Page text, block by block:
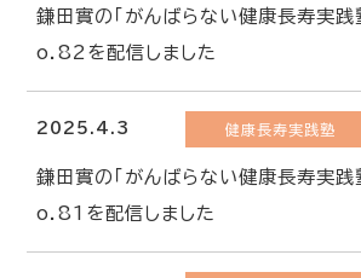
鎌田實の「がんばらない健康長寿実践
o.82を配信しました
2025.4.3 健康長寿実践塾
鎌田實の「がんばらない健康長寿実践
o.81を配信しました